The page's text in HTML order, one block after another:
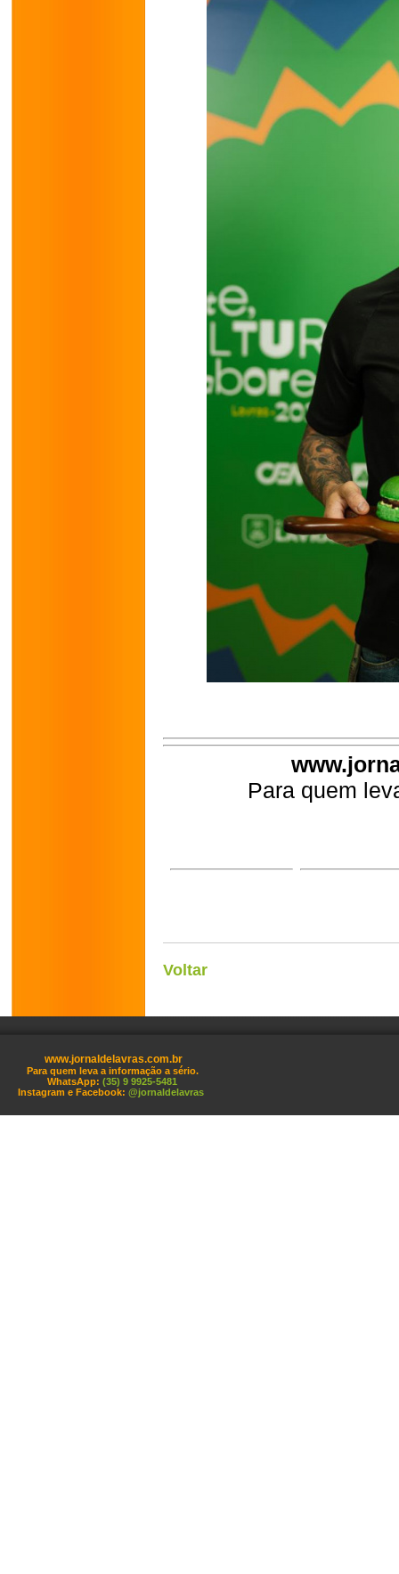
Para quem
Voltar
www.jornaldelavras.com.br
Para quem leva a informação a sério.
WhatsApp: (35) 9 9925-5481
Instagram e Facebook: @jornaldelavras